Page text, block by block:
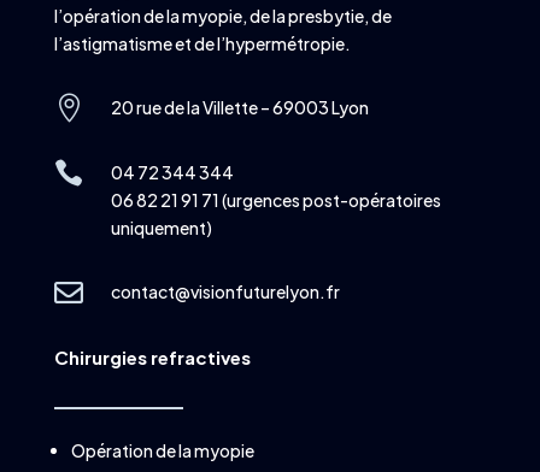
l’opération de la myopie, de la presbytie, de
l’astigmatisme et de l’hypermétropie.
 20 rue de la Villette – 69003 Lyon

04 72 344 344
06 82 21 91 71 (urgences post-opératoires
uniquement)
 contact@visionfuturelyon.fr
Chirurgies refractives
Opération de la myopie